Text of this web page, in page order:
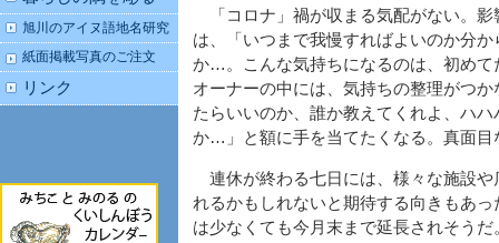
「コロナ」禍が収まる気配がない。
は、「いつまで我慢すればよいのか分
か…。こんな気持ちになるのは、初め
オーナーの中には、気持ちの整理がつ
たらいいのか、誰か教えてくれよ、ハ
か…」と額に手を当てたくなる。真面目
連休が終わる七日には、様々な施設や
れるかもしれないと期待する向きもあ
は少なくても今月末まで延長されそうだ
旭川のアイヌ語地名研究
紙面掲載写真のご注文
リンク